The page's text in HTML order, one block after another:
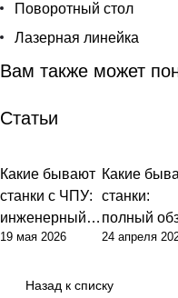
Поворотный стол
Лазерная линейка
Вам также может
Статьи
Какие бывают
станки с ЧПУ:
инженерный
подход к
и и выбору
19 мая 2026
Какие
станки:
полный
типов и их
24 апреля
Назад к списку